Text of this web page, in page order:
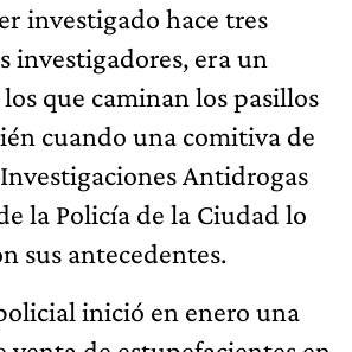
investigado hace tres
investigadores, era un
que caminan los pasillos
cuando una comitiva de
Antidrogas
la Policía de la Ciudad lo
sus antecedentes.
inició en enero una